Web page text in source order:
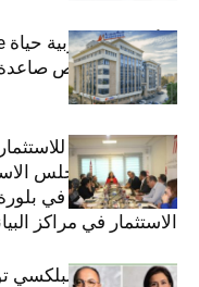
فاعل رائد بفرص
(+34.8%)
الهيئة التونسية
والعشرين للمجلس
القطاع الخاص في
الاستثمار في مراكز
قيادة مزدوجة لبلكسي